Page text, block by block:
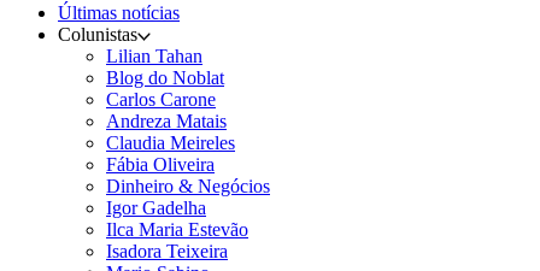
Últimas notícias
Colunistas
Lilian Tahan
Blog do Noblat
Carlos Carone
Andreza Matais
Claudia Meireles
Fábia Oliveira
Dinheiro & Negócios
Igor Gadelha
Ilca Maria Estevão
Isadora Teixeira